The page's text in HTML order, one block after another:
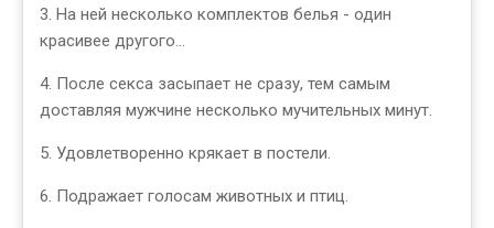
3. На ней несколько комплектов белья - один
красивее другого...
4. После секса засыпает не сразу, тем самым
доставляя мужчине несколько мучительных минут.
5. Удовлетворенно крякает в постели.
6. Подражает голосам животных и птиц.